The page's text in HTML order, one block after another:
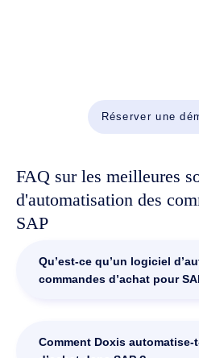
Réserver une
FAQ sur les meilleures
d'automatisation des
SAP
Qu’est-ce qu’un logiciel
commandes d’achat pour
Comment Doxis